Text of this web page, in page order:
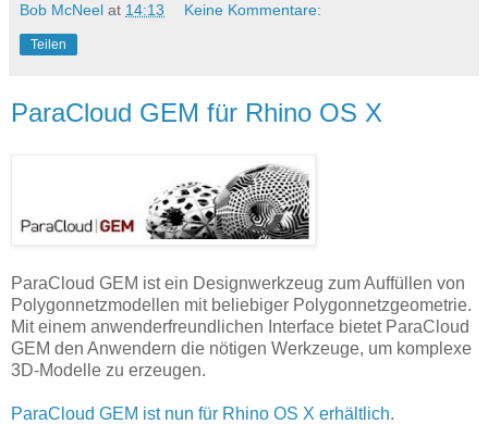
Bob McNeel at 14:13 Keine Kommentare:
Teilen
ParaCloud GEM für Rhino OS X
ParaCloud GEM ist ein Designwerkzeug zum Auffüllen von
Polygonnetzmodellen mit beliebiger Polygonnetzgeometrie.
Mit einem anwenderfreundlichen Interface bietet ParaCloud
GEM den Anwendern die nötigen Werkzeuge, um komplexe
3D-Modelle zu erzeugen.
ParaCloud GEM ist nun für Rhino OS X erhältlich.